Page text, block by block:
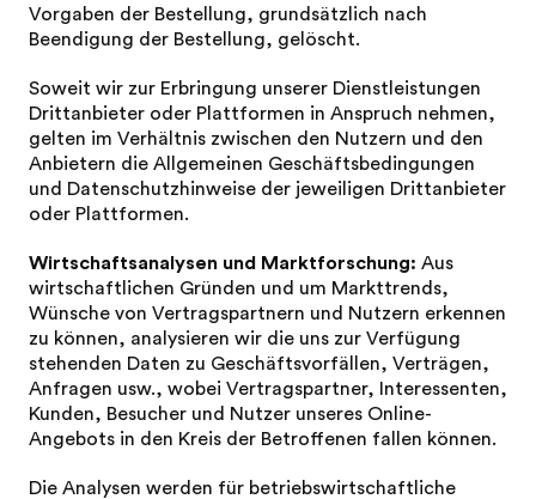
Vorgaben der Bestellung, grundsätzlich nach
Beendigung der Bestellung, gelöscht.
Soweit wir zur Erbringung unserer Dienstleistungen
Drittanbieter oder Plattformen in Anspruch nehmen,
gelten im Verhältnis zwischen den Nutzern und den
Anbietern die Allgemeinen Geschäftsbedingungen
und Datenschutzhinweise der jeweiligen Drittanbieter
oder Plattformen.
Wirtschaftsanalysen und Marktforschung: Aus
wirtschaftlichen Gründen und um Markttrends,
Wünsche von Vertragspartnern und Nutzern erkennen
zu können, analysieren wir die uns zur Verfügung
stehenden Daten zu Geschäftsvorfällen, Verträgen,
Anfragen usw., wobei Vertragspartner, Interessenten,
Kunden, Besucher und Nutzer unseres Online-
Angebots in den Kreis der Betroffenen fallen können.
Die Analysen werden für betriebswirtschaftliche